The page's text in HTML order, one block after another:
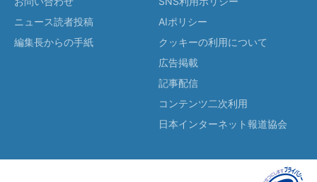
ニュース読者投稿
編集長からの手紙
AIポリシー
クッキーの利用について
広告掲載
記事配信
コンテンツ二次利用
日本インターネット報道協会